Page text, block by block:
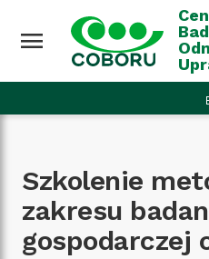
menu
Szkolenie
zakresu
gospodarczej